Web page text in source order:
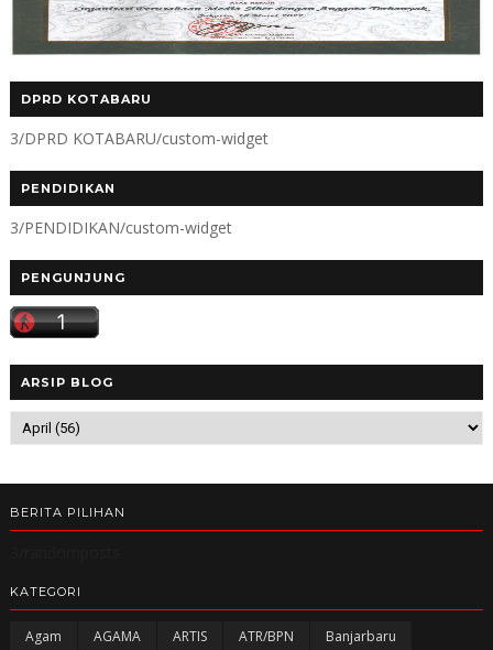
DPRD KOTABARU
3/DPRD KOTABARU/custom-widget
PENDIDIKAN
3/PENDIDIKAN/custom-widget
PENGUNJUNG
ARSIP BLOG
BERITA PILIHAN
KATEGORI
Agam AGAMA ARTIS ATR/BPN
Banjarbaru